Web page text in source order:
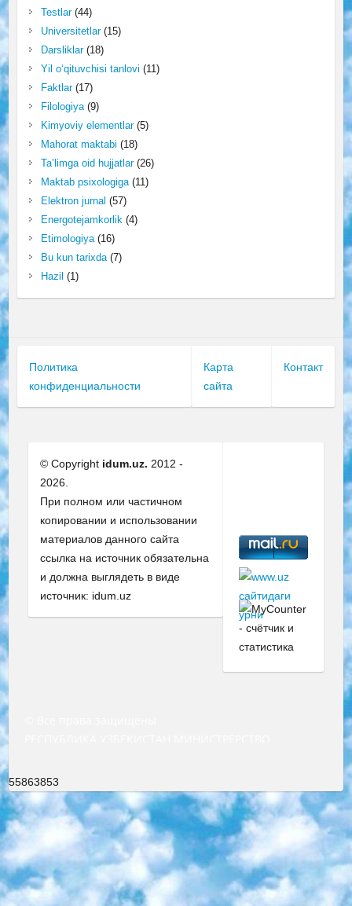
Testlar(44)
Universitetlar(15)
Darsliklar(18)
Yil o‘qituvchisi tanlovi (11)
Faktlar(17)
Filologiya(9)
Kimyoviy elementlar(5)
Mahorat maktabi (18)
Ta’limga oid hujjatlar(26)
Maktab psixologiga(11)
Elektron jurnal (57)
Energotejamkorlik(4)
Etimologiya(16)
Bu kun tarixda(7)
Hazil (1)
Политика
конфиденциальности
Карта
сайта
Контакт
© Copyright idum.uz. 2012 -
2026.
При полном или частичном
копировании и использовании
материалов данного сайта
ссылка на источник обязательна
и должна выглядеть в виде
источник: idum.uz
55863853